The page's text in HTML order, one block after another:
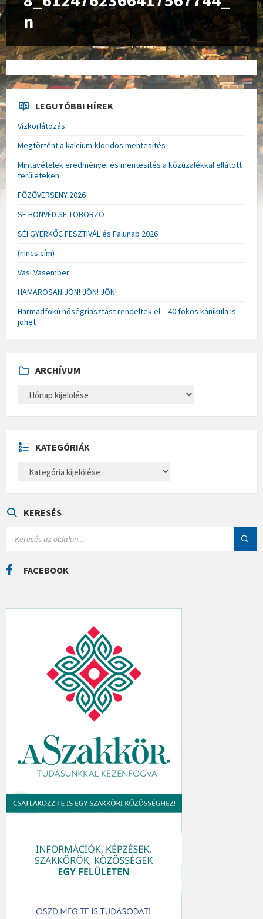
n
LEGUTÓBBI HÍREK
Vízkorlátozás
Megtörtént a kalcium-kloridos mentesítés
Mintavételek eredményei és mentesítés a kőzúzalékkal ellátott
területeken
FŐZŐVERSENY 2026
SÉ HONVÉD SE TOBORZÓ
SÉI GYERKŐC FESZTIVÁL és Falunap 2026
(nincs cím)
Vasi Vasember
HAMAROSAN JÖN! JÖN! JÖN!
Harmadfokú hőségriasztást rendeltek el – 40 fokos kánikula is
jöhet
ARCHÍVUM
H
U
M
KATEGÓRIÁK
E
Á
KERESÉS
C
H
FACEBOOK